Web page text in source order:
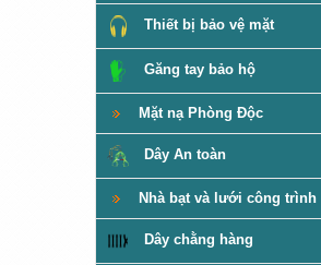
Thiết bị bảo vệ mặt
Găng tay bảo hộ
Mặt nạ Phòng Độc
Dây An toàn
Nhà bạt và lưới công trình
Dây chằng hàng